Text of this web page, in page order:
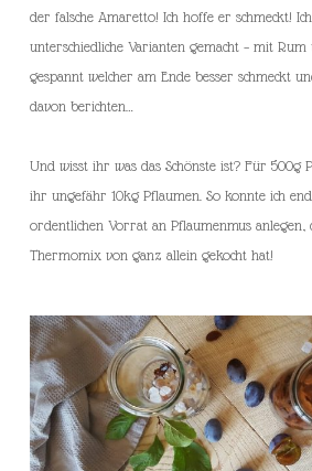
der falsche Amaretto! Ich hoffe er schmeckt!
unterschiedliche Varianten gemacht – mit
gespannt welcher am Ende besser schmeckt
davon berichten…
Und wisst ihr was das Schönste ist? Für 500g
ihr ungefähr 10kg Pflaumen. So konnte ich
ordentlichen Vorrat an Pflaumenmus anlegen,
Thermomix von ganz allein gekocht hat!